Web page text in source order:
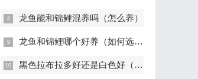
龙鱼能和锦鲤混养吗（怎么养）
龙鱼和锦鲤哪个好养（如何选择）
黑色拉布拉多好还是白色好（好看）